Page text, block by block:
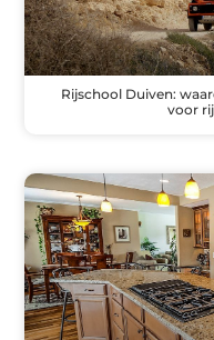
Rijschool Duiven:
voor